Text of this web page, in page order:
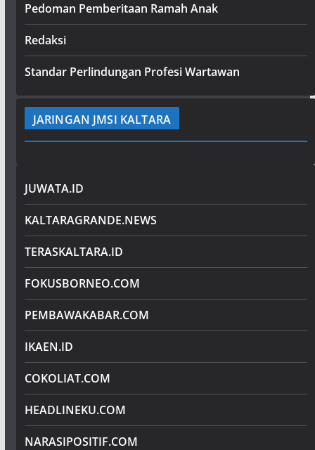
Pedoman Pemberitaan Ramah Anak
Redaksi
Standar Perlindungan Profesi Wartawan
JARINGAN JMSI KALTARA
JUWATA.ID
KALTARAGRANDE.NEWS
TERASKALTARA.ID
FOKUSBORNEO.COM
PEMBAWAKABAR.COM
IKAEN.ID
COKOLIAT.COM
HEADLINEKU.COM
NARASIPOSITIF.COM